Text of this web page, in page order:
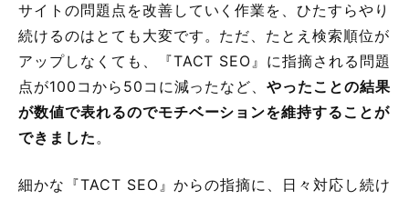
サイトの問題点を改善していく作業を、ひたすらやり
続けるのはとても大変です。ただ、たとえ検索順位が
アップしなくても、『TACT SEO』に指摘される問題
点が100コから50コに減ったなど、やったことの結果
が数値で表れるのでモチベーションを維持することが
できました。
細かな『TACT SEO』からの指摘に、日々対応し続け